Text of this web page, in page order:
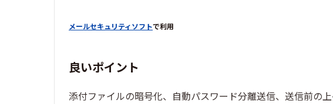
メールセキュリティソフトで利用
良いポイント
添付ファイルの暗号化、自動パスワード分離送信、送信前の